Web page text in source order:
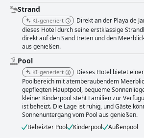
Strand
KI-generiert
Direkt an der Playa de
dieses Hotel durch seine erstklassige
direkt auf den Sand treten und den
aus genießen.
Pool
KI-generiert
Dieses Hotel bietet
Poolbereich mit atemberaubendem
gepflegten Hauptpool, bequeme
kleiner Kinderpool steht Familien zur
ist beheizt. Die Lage ist ruhig, und Gäste
Sonnenuntergang vom Pool aus genießen.
Beheizter Pool
Kinderpool Außenpool